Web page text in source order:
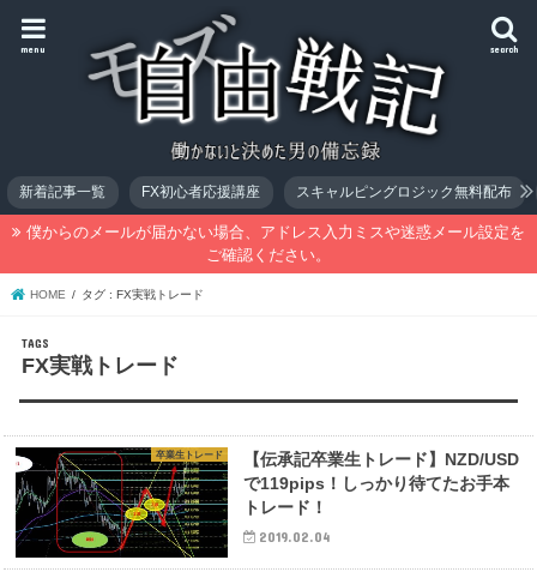
search
menu
新着記事一覧 FX初心者応援講座 スキャルピングロジック無料配布
僕からのメールが届かない場合、アドレス入力ミスや迷惑メール設定を
ご確認ください。
HOME タグ : FX実戦トレード
FX実戦トレード
卒業生トレード
【伝承記卒業生トレード】NZD/USD
で119pips！しっかり待てたお手本
トレード！
2019.02.04